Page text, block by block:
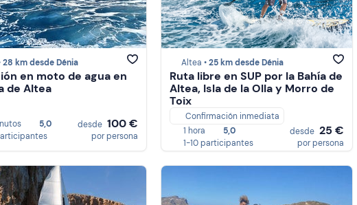
28 km desde Dénia
en moto de agua en
de Altea
5,0
desde 100 €
por persona
Altea •25 km desde Dénia
Ruta libre en SUP por la Bahía de
Altea, Isla de la Olla y Morro de
Toix
Confirmación inmediata
1 hora
5,0
1-10 participantes
desde 25 €
por persona